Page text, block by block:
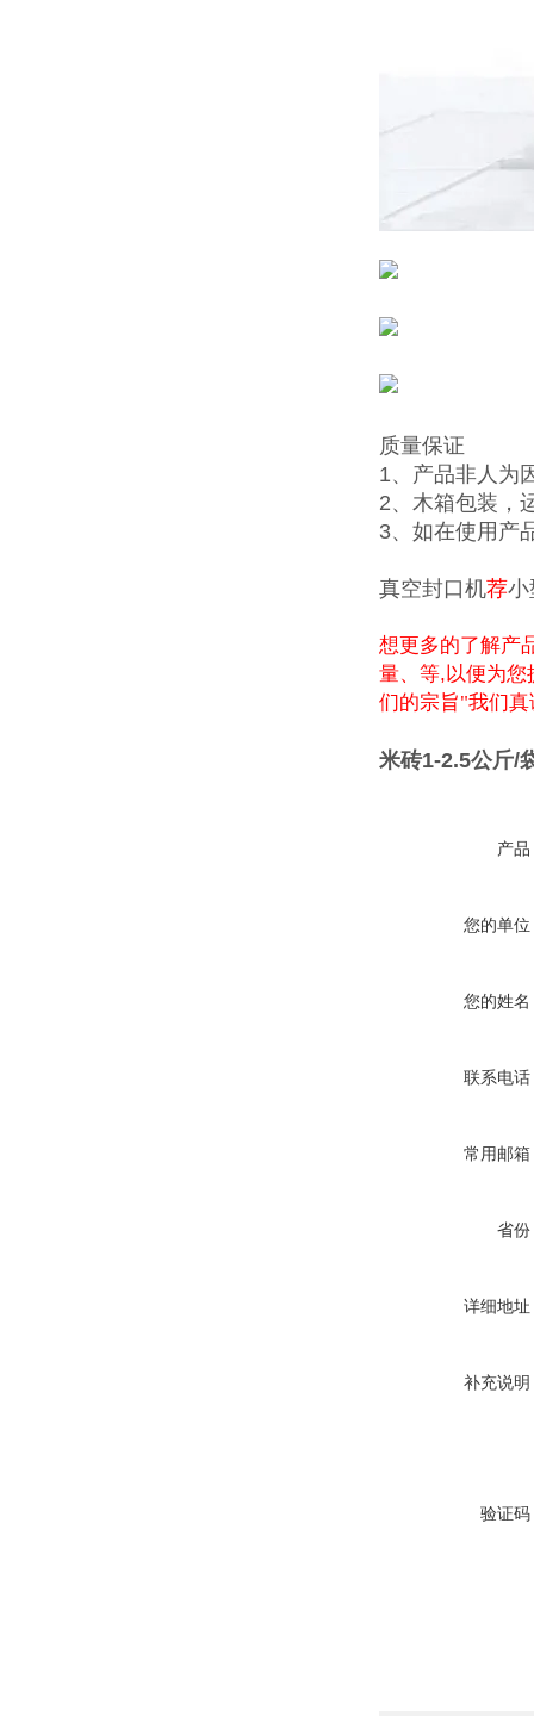
质量保证
1、产品非人为
2、木箱包装，
3、如在使用产
真空封口机荐小
想更多的了解产
量、等,以便为您
们的宗旨"我们
米砖1-2.5公斤/
产品
您的单位
您的姓名
联系电话
常用邮箱
省份
详细地址
补充说明
验证码